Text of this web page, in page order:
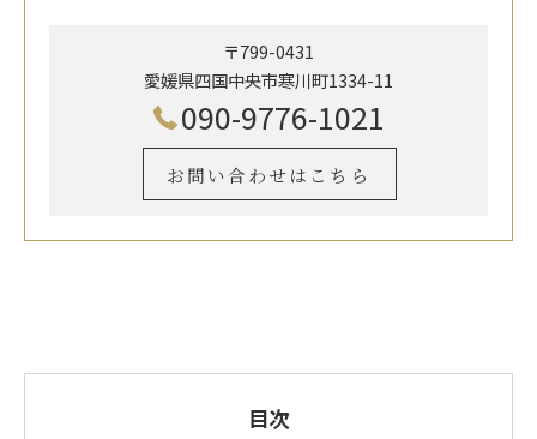
〒799-0431
愛媛県四国中央市寒川町1334-11
090-9776-1021
お問い合わせはこちら
目次